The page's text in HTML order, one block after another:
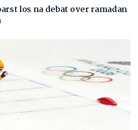
los na debat over ramadan